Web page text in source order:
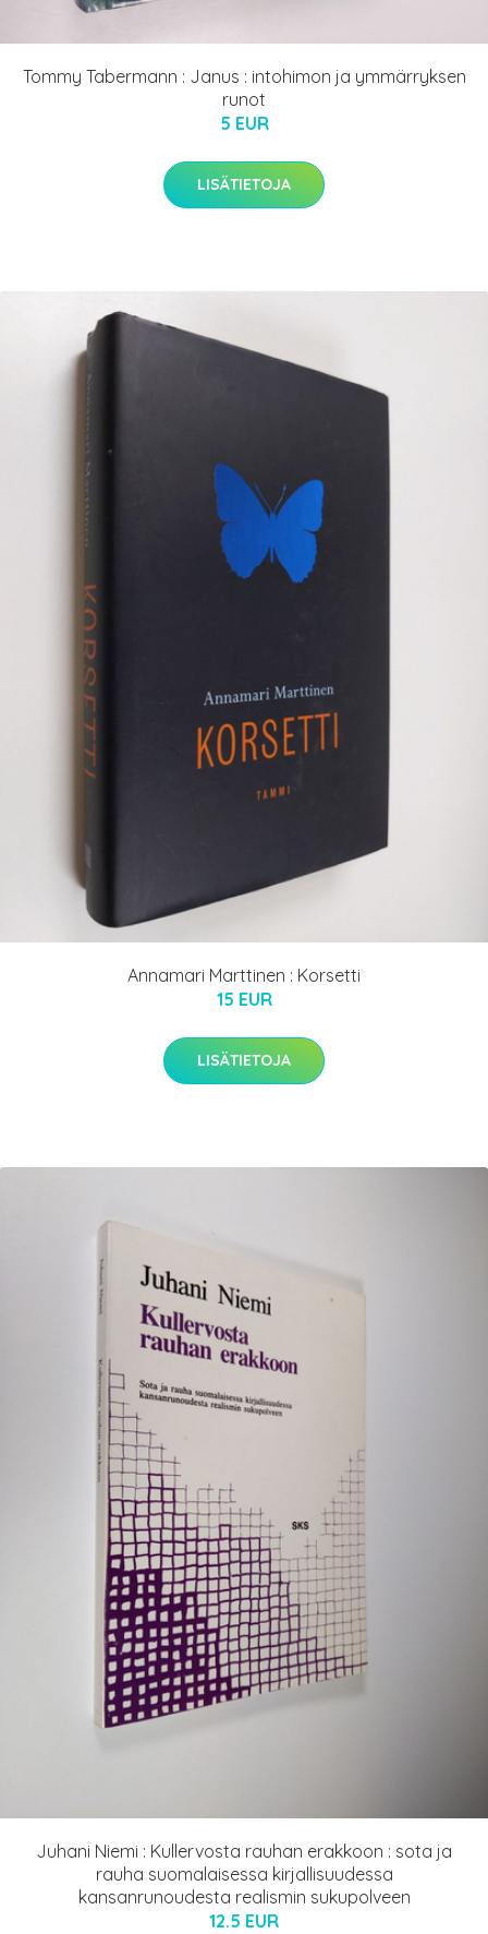
Tommy Tabermann : Janus : intohimon ja ymmärryksen
runot
5 EUR
LISÄTIETOJA
Annamari Marttinen : Korsetti
15 EUR
LISÄTIETOJA
Juhani Niemi : Kullervosta rauhan erakkoon : sota ja
rauha suomalaisessa kirjallisuudessa
kansanrunoudesta realismin sukupolveen
12.5 EUR